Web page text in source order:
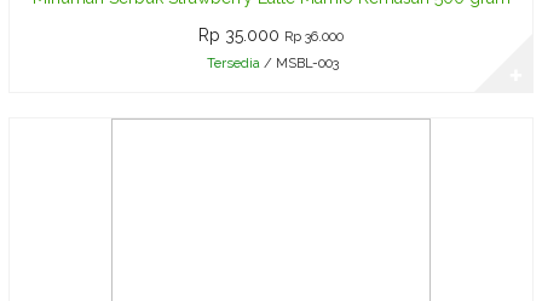
Tigatopi
Rp 35.000 Rp 36.000
Tersedia / MSBL-003